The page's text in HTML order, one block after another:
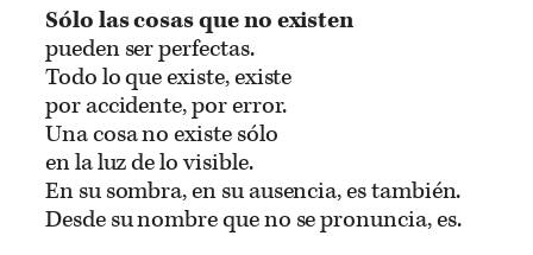
Sólo las cosas que no existen
pueden ser perfectas.
Todo lo que existe, existe
por accidente, por error.
Una cosa no existe sólo
en la luz de lo visible.
En su sombra, en su ausencia, es también.
Desde su nombre que no se pronuncia, es.